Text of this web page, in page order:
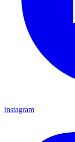
Instagram